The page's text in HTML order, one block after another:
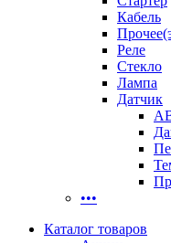
Кабель
Реле
Стекло
Лампа
Датчик
•••
Каталог товаров